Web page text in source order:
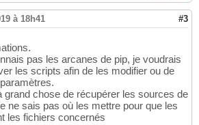
à 18h41 #3
pas les arcanes de pip, je voudrais
les scripts afin de les modifier ou de
grand chose de récupérer les sources de
ne sais pas où les mettre pour que les
les fichiers concernés